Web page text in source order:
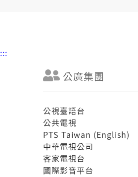
:::
公廣集團
公視臺語台
公共電視
PTS Taiwan (English)
中華電視公司
客家電視台
國際影音平台